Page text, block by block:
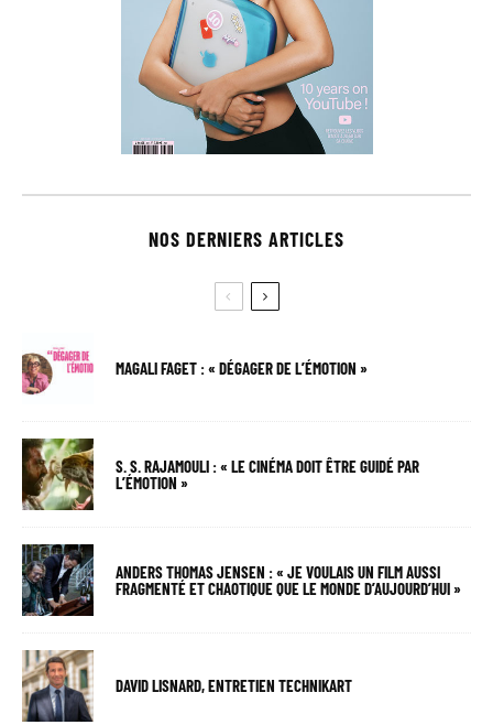
NOS DERNIERS ARTICLES
MAGALI FAGET : « DÉGAGER DE L’ÉMOTION »
S. S. RAJAMOULI : « LE CINÉMA DOIT ÊTRE GUIDÉ PAR
L’ÉMOTION »
ANDERS THOMAS JENSEN : « JE VOULAIS UN FILM AUSSI
FRAGMENTÉ ET CHAOTIQUE QUE LE MONDE D’AUJOURD’HUI »
DAVID LISNARD, ENTRETIEN TECHNIKART